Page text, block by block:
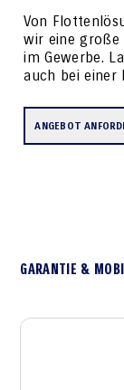
Von
wir eine
im Gewerbe.
auch bei einer
ANGEBOT
GARANTIE &